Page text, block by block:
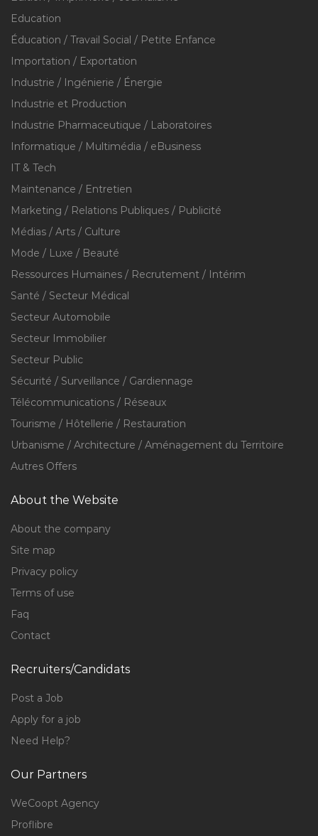
Education
Éducation / Travail Social / Petite Enfance
Importation / Exportation
Industrie / Ingénierie / Énergie
Industrie et Production
Industrie Pharmaceutique / Laboratoires
Informatique / Multimédia / eBusiness
IT & Tech
Maintenance / Entretien
Marketing / Relations Publiques / Publicité
Médias / Arts / Culture
Mode / Luxe / Beauté
Ressources Humaines / Recrutement / Intérim
Santé / Secteur Médical
Secteur Automobile
Secteur Immobilier
Secteur Public
Sécurité / Surveillance / Gardiennage
Télécommunications / Réseaux
Tourisme / Hôtellerie / Restauration
Urbanisme / Architecture / Aménagement du Territoire
Autres Offers
About the Website
About the company
Site map
Privacy policy
Terms of use
Faq
Contact
Recruiters/Candidats
Post a Job
Apply for a job
Need Help?
Our Partners
WeCoopt Agency
Proflibre